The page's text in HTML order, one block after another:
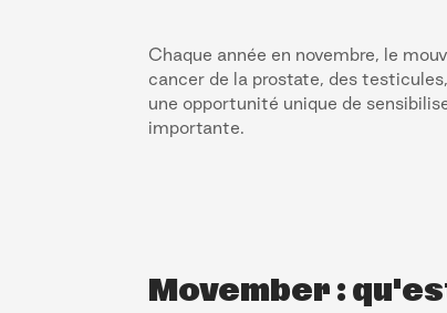
Chaque année en novembre, le
cancer de la prostate, des
une opportunité unique de
importante.
Movember :